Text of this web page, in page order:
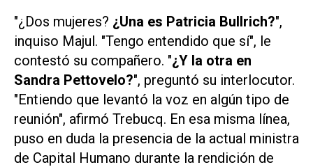
"¿Dos mujeres? ¿Una es Patricia Bullrich?",
inquiso Majul. "Tengo entendido que sí", le
contestó su compañero. "¿Y la otra en
Sandra Pettovelo?", preguntó su interlocutor.
"Entiendo que levantó la voz en algún tipo de
reunión", afirmó Trebucq. En esa misma línea,
puso en duda la presencia de la actual ministra
de Capital Humano durante la rendición de